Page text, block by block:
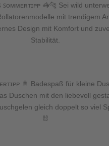
ꜱᴏᴍᴍᴇʀᴛɪᴘᴘ 🦓🐆 Sei wild
mit trendigem
Design mit Komfort und
Stabilität.
🚿 Badespaß für kleine
Duschen mit den liebevoll
gleich doppelt so viel
🐰